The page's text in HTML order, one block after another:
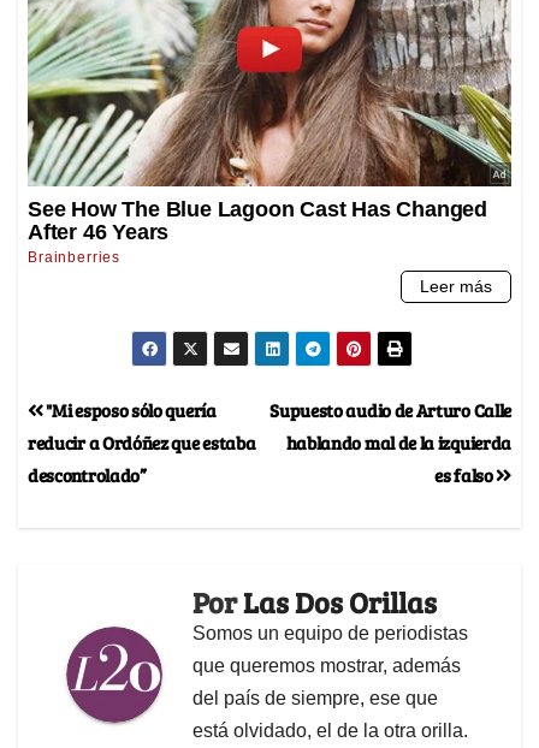
Supuesto audio de Arturo Calle
hablando mal de la izquierda
es falso
"Mi esposo sólo quería
reducir a Ordóñez que estaba
descontrolado”
PorLas Dos Orillas
Somos un equipo de periodistas
que queremos mostrar, además
del país de siempre, ese que
está olvidado, el de la otra orilla.